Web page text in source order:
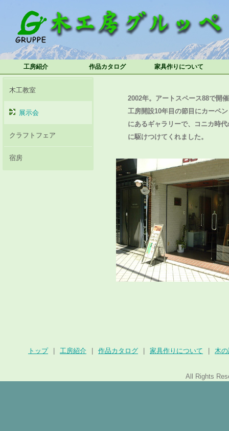
工房紹介 作品カタログ 家具作りについて
2002年。アートスペース88で開
工房開設10年目の節目にカーペ
にあるギャラリーで、コニカ時
に駆けつけてくれました。
木工教室
展示会
クラフトフェア
宿房
トップ 工房紹介 作品カタログ 家具作りについて 木
All Rights